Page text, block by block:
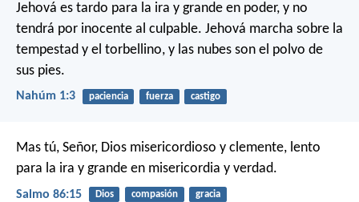
Jehová es tardo para la ira y grande en poder, y no
tendrá por inocente al culpable. Jehová marcha sobre la
tempestad y el torbellino, y las nubes son el polvo de
sus pies.
Nahúm 1:3 paciencia fuerza castigo
Mas tú, Señor, Dios misericordioso y clemente, lento
para la ira y grande en misericordia y verdad.
Salmo 86:15 Dios compasión gracia